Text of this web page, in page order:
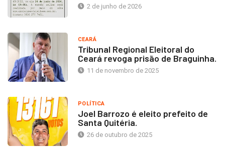
2 de junho de 2026
CEARÁ
Tribunal Regional Eleitoral do
Ceará revoga prisão de Braguinha.
11 de novembro de 2025
POLÍTICA
Joel Barrozo é eleito prefeito de
Santa Quitéria.
26 de outubro de 2025